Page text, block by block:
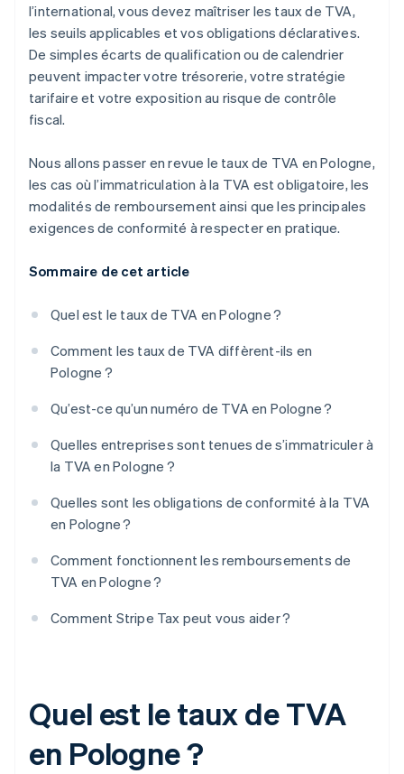
l’international, vous devez maîtriser les taux de TVA,
les seuils applicables et vos obligations déclaratives.
De simples écarts de qualification ou de calendrier
peuvent impacter votre trésorerie, votre stratégie
tarifaire et votre exposition au risque de contrôle
fiscal.
Nous allons passer en revue le taux de TVA en Pologne,
les cas où l’immatriculation à la TVA est obligatoire, les
modalités de remboursement ainsi que les principales
exigences de conformité à respecter en pratique.
Sommaire de cet article
Quel est le taux de TVA en Pologne ?
Comment les taux de TVA diffèrent-ils en
Pologne ?
Qu’est-ce qu’un numéro de TVA en Pologne ?
Quelles entreprises sont tenues de s’immatriculer à
la TVA en Pologne ?
Quelles sont les obligations de conformité à la TVA
en Pologne ?
Comment fonctionnent les remboursements de
TVA en Pologne ?
Comment Stripe Tax peut vous aider ?
Quel est le taux de TVA
en Pologne ?